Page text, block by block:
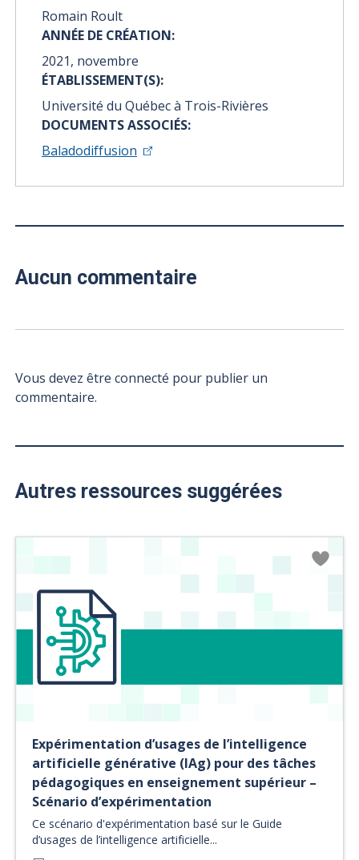
Romain Roult
ANNÉE DE CRÉATION:
2021, novembre
ÉTABLISSEMENT(S):
Université du Québec à Trois-Rivières
DOCUMENTS ASSOCIÉS:
Baladodiffusion
Aucun commentaire
Vous devez être connecté pour publier un
commentaire.
Autres ressources suggérées
Expérimentation d’usages de l’intelligence
artificielle générative (IAg) pour des tâches
pédagogiques en enseignement supérieur –
Scénario d’expérimentation
Ce scénario d'expérimentation basé sur le Guide
d’usages de l’intelligence artificielle...